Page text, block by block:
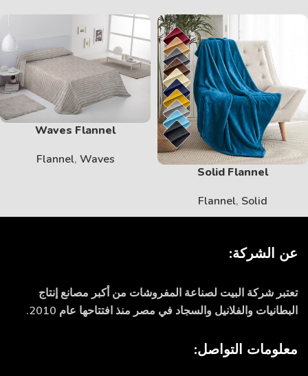
Solid Flannel
Flannel, Solid
Waves Flannel
Flannel, Waves
عن الشركة:
تعتبر شركة البيت لصناعة المفروشات من أكبر مصانع إنتاج
البطانيات والفلانيل والسجاد في مصر منذ افتتاحها عام 2010.
معلومات التواصل: